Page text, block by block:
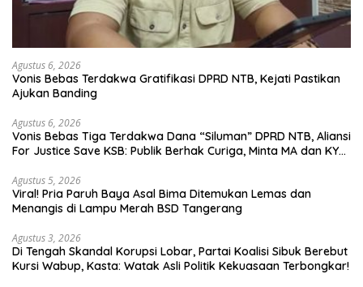
Agustus 6, 2026
Vonis Bebas Terdakwa Gratifikasi DPRD NTB, Kejati Pastikan
Ajukan Banding
Agustus 6, 2026
Vonis Bebas Tiga Terdakwa Dana “Siluman” DPRD NTB, Aliansi
For Justice Save KSB: Publik Berhak Curiga, Minta MA dan KY
Agustus 5, 2026
Viral! Pria Paruh Baya Asal Bima Ditemukan Lemas dan
Menangis di Lampu Merah BSD Tangerang
Agustus 3, 2026
Di Tengah Skandal Korupsi Lobar, Partai Koalisi Sibuk Berebut
Kursi Wabup, Kasta: Watak Asli Politik Kekuasaan Terbongkar!